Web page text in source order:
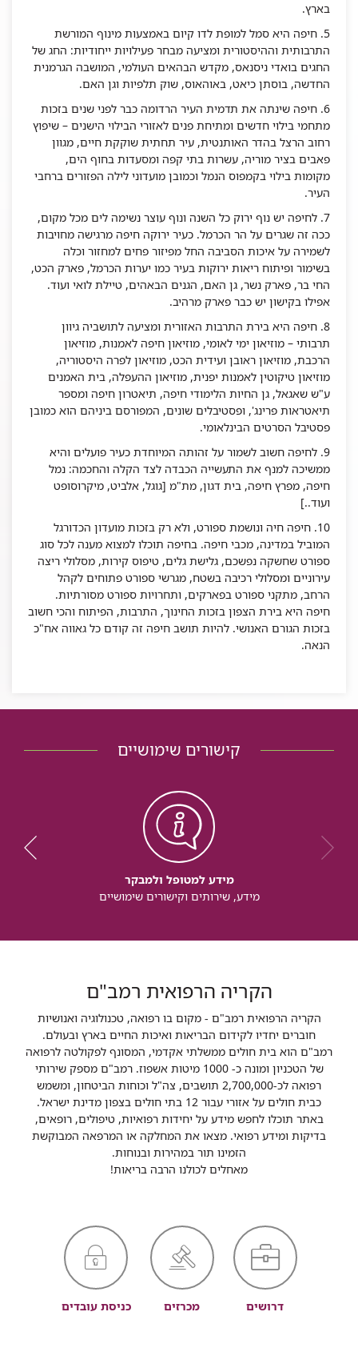
בארץ.
5. חיפה היא סמל למופת לדו קיום באמצעות מינוף המורשת
התרבותית וההיסטורית ומציעה מבחר פעילויות ייחודיות: החג של
החגים בואדי ניסנאס, מקדש הבהאים העולמי, המושבה הגרמנית
החדשה, בוסתן כיאט, באוהאוס, שוק תלפיות וגן האם.
6. חיפה שינתה את תדמית העיר הרדומה כבר לפני שנים בזכות
מתחמי בילוי חדשים ומתיחת פנים לאזורי הבילוי הישנים – שיפוץ
רחוב הרצל בהדר האותנטית, עיר תחתית שוקקת חיים, מגוון
פאבים בציר מוריה, עשרות בתי קפה ומסעדות בחוף הים,
מקומות בילוי בקמפוס הנמל וכמובן מועדוני לילה הפזורים ברחבי
העיר.
7. לחיפה יש נוף ירוק כל השנה ונוף עוצר נשימה לים מכל מקום,
ככה זה שגרים על הר הכרמל. כעיר ירוקה חיפה מרגישה מחויבות
לשמירה על איכות הסביבה החל מפיזור פחים למחזור וכלה
בשימור ופיתוח ריאות ירוקות בעיר כמו יערות הכרמל, פארק הכט,
החי בר, פארק נשר, גן האם, הגנים הבאהים, טיילת לואי ועוד.
אפילו בקישון יש כבר פארק מרהיב.
8. חיפה היא בירת התרבות האזורית ומציעה לתושביה גיוון
תרבותי – מוזיאון ימי לאומי, מוזיאון חיפה לאמנות, מוזיאון
הרכבת, מוזיאון ראובן ועידית הכט, מוזיאון לפרה היסטוריה,
מוזיאון טיקוטין לאמנות יפנית, מוזיאון ההעפלה, בית האמנים
ע"ש שאגאל, גן החיות הלימודי חיפה, תיאטרון חיפה ומספר
תיאטראות פרינג', ופסטיבלים שונים, המפורסם ביניהם הוא כמובן
פסטיבל הסרטים הבינלאומי.
9. לחיפה חשוב לשמור על זהותה המיוחדת כעיר פועלים והיא
ממשיכה למנף את התעשייה הכבדה לצד הקלה והחכמה: נמל
חיפה, מפרץ חיפה, בית דגון, מת"מ [גוגל, אלביט, מיקרוסופט
ועוד..]
10. חיפה חיה ונושמת ספורט, ולא רק בזכות מועדון הכדורגל
המוביל במדינה, מכבי חיפה. בחיפה תוכלו למצוא מענה לכל סוג
ספורט שחשקה נפשכם, גלישת גלים, טיפוס קירות, מסלולי ריצה
עירוניים ומסלולי רכיבה בשטח, מגרשי ספורט פתוחים לקהל
הרחב, מתקני ספורט בפארקים, ותחרויות ספורט מסורתיות.
חיפה היא בירת הצפון בזכות החינוך, התרבות, הפיתוח והכי חשוב
בזכות הגורם האנושי. להיות תושב חיפה זה קודם כל גאווה אח"כ
הנאה.
קישורים שימושיים
מידע למטופל ולמבקר
מידע, שירותים וקישורים שימושיים
הקריה הרפואית רמב"ם
הקריה הרפואית רמב"ם - מקום בו רפואה, טכנולוגיה ואנושיות
חוברים יחדיו לקידום הבריאות ואיכות החיים בארץ ובעולם.
רמב"ם הוא בית חולים ממשלתי אקדמי, המסונף לפקולטה לרפואה
של הטכניון ומונה כ- 1000 מיטות אשפוז. רמב"ם מספק שירותי
רפואה לכ-2,700,000 תושבים, צה"ל וכוחות הביטחון, ומשמש
כבית חולים על אזורי עבור 12 בתי חולים בצפון מדינת ישראל.
באתר תוכלו לחפש מידע על יחידות רפואיות, טיפולים, רופאים,
בדיקות ומידע רפואי. מצאו את המחלקה או המרפאה המבוקשת
הזמינו תור במהירות ובנוחות.
מאחלים לכולנו הרבה בריאות!
דרושים מכרזים כניסת עובדים